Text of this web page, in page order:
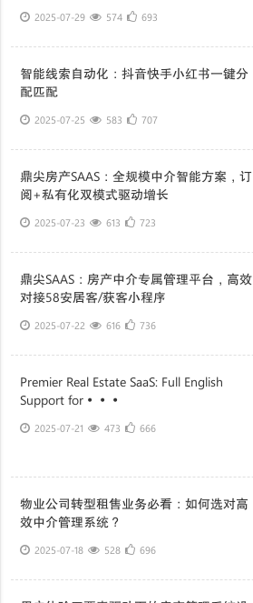
2025-07-29 574 693
智能线索自动化：抖音快手小红书一键分
配匹配
2025-07-25 583 707
鼎尖房产SAAS：全规模中介智能方案，订
阅+私有化双模式驱动增长
2025-07-23 613 723
鼎尖SAAS：房产中介专属管理平台，高效
对接58安居客/获客小程序
2025-07-22 616 736
Premier Real Estate SaaS: Full English
Support for···
2025-07-21 473 666
物业公司转型租售业务必看：如何选对高
效中介管理系统？
2025-07-18 528 696